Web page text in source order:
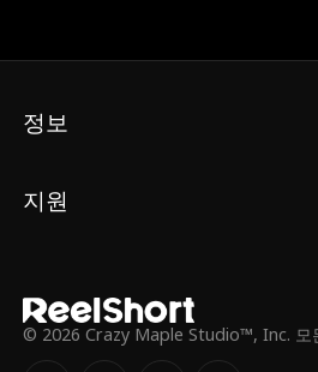
정보
지원
© 2026 Crazy Maple Studio™, Inc. 모